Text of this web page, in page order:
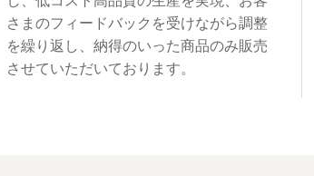
さまのフィードバックを受けながら調整
を繰り返し、納得のいった商品のみ販売
させていただいております。